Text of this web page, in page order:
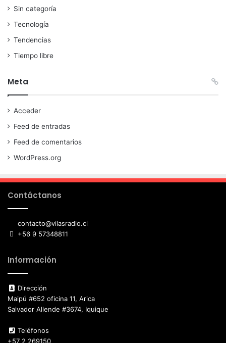
Sin categoría
Tecnología
Tendencias
Tiempo libre
Meta
Acceder
Feed de entradas
Feed de comentarios
WordPress.org
Contáctanos
contacto@vilasradio.cl
+56 9 57348811
Información
Dirección
Maipú #652 oficina 11, Arica
Salvador Allende #3674, Iquique
Teléfonos
+57 2 269150